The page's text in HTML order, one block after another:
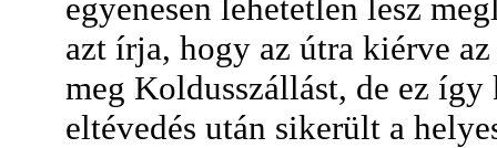
egyenesen lehetetlen lesz
azt írja, hogy az útra kiérve
meg Koldusszállást, de ez
eltévedés után sikerült a